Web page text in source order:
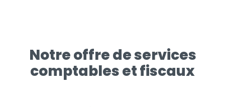
Notre offre de services
comptables et fiscaux